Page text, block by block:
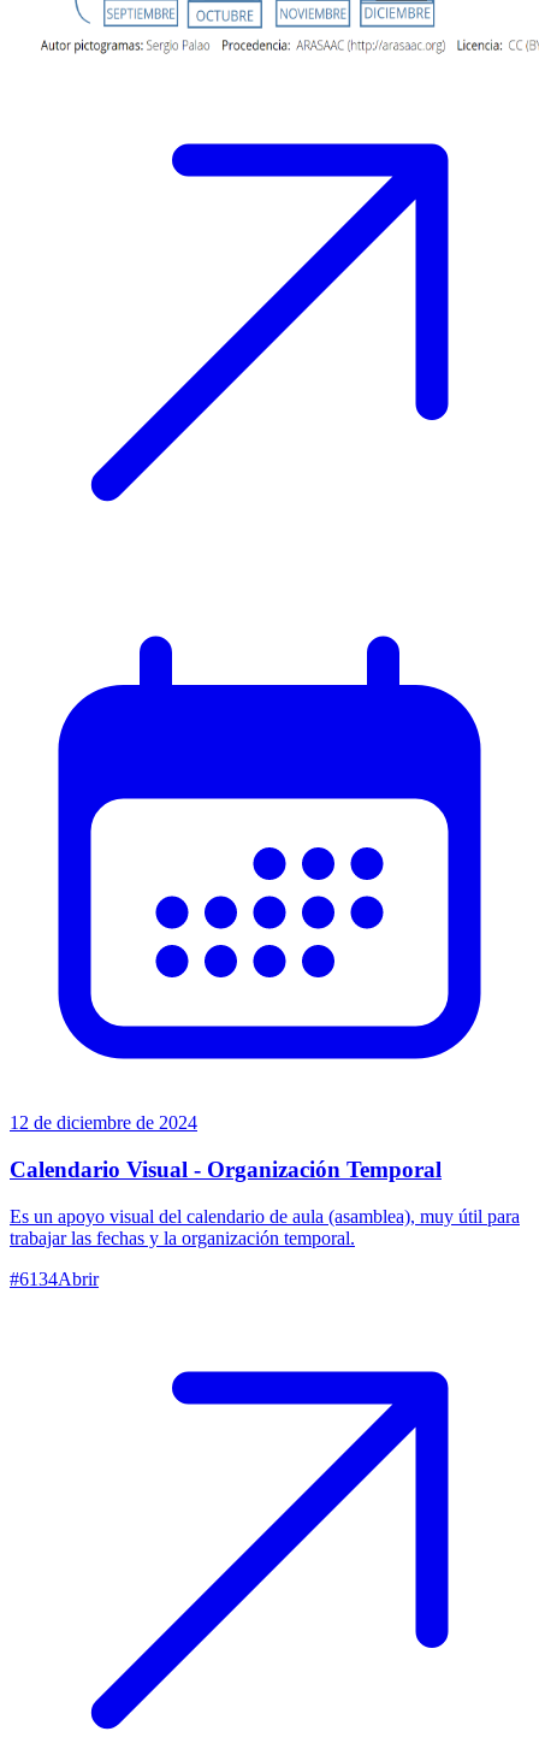
12 de diciembre de 2024
Calendario Visual - Organización Temporal
Es un apoyo visual del calendario de aula (asamblea), muy útil para
trabajar las fechas y la organización temporal.
#6134Abrir